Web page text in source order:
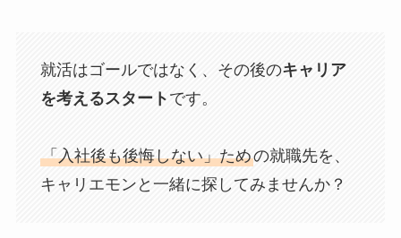
就活はゴールではなく、その後のキャリア
を考えるスタート です。
「入社後も後悔しない」ための就職先を、
キャリエモンと一緒に探してみませんか？